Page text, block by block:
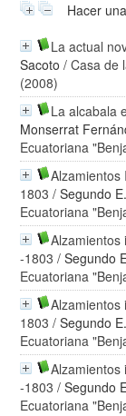
Hacer
La actual
Sacoto / Casa de
(2008)
La alcabala
Monserrat
Ecuatoriana
Alzamientos
1803 /Segundo
Ecuatoriana
Alzamientos
-1803 /Segundo
Ecuatoriana
Alzamientos
1803 /Segundo
Ecuatoriana
Alzamientos
-1803 /Segundo
Ecuatoriana